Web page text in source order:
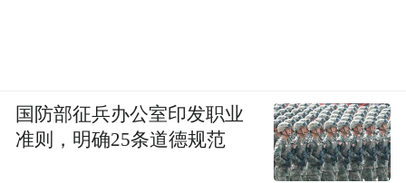
国防部征兵办公室印发职业
准则，明确25条道德规范